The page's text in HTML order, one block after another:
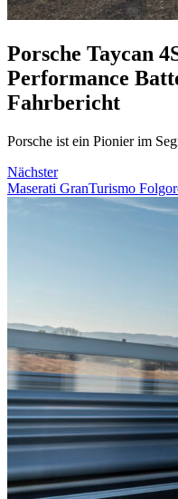
Porsche Taycan
Performance
Fahrbericht
Porsche ist ein Pionier im
Nächster
Maserati GranTurismo